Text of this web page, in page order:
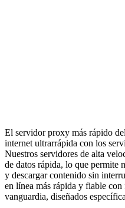
El servidor proxy más rápido
internet ultrarrápida con los
Nuestros servidores de alta
de datos rápida, lo que permite
y descargar contenido sin
en línea más rápida y fiable
vanguardia, diseñados